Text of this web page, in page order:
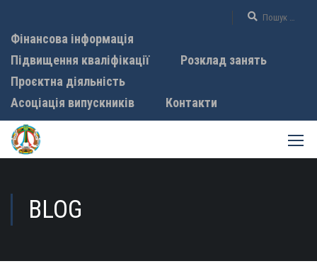
Фінансова інформація
Підвищення кваліфікації
Розклад занять
Проєктна діяльність
Асоціація випускників
Контакти
BLOG